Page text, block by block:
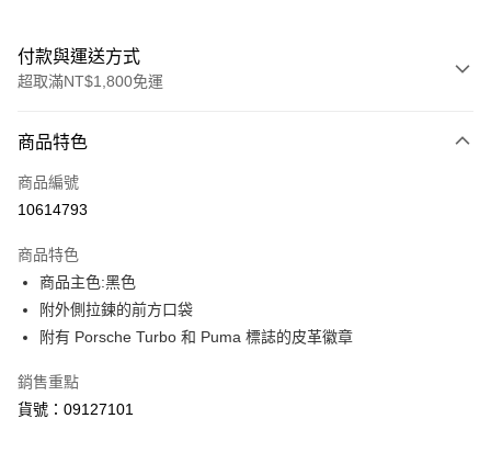
付款與運送方式
超取滿NT$1,800免運
信用卡一次付款
LINE Pay
街口支付
悠遊付
貨到付款
商品特色
商品編號
10614793
商品特色
商品主色:黑色
附外側拉鍊的前方口袋
附有 Porsche Turbo 和 Puma 標誌的皮革徽章
銷售重點
貨號：09127101